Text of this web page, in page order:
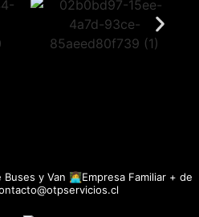
y Van 👩‍💻Empresa Familiar + de